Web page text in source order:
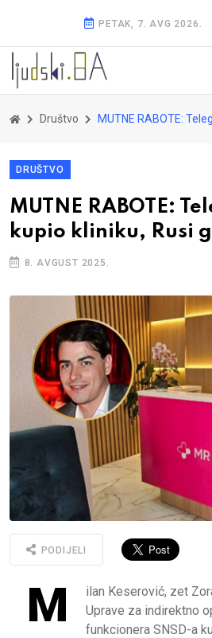
PETAK, 7. AVG 2026.
Društvo MUTNE RABOTE: Telegtijin zet kupio kliniku,
DRUŠTVO
MUTNE RABOTE:
kupio kliniku, Rusi
8. AVGUST 2025.
PODIJELI
M
ilan Keserović, zet
Uprave za indirektno
funkcionera SNSD-a